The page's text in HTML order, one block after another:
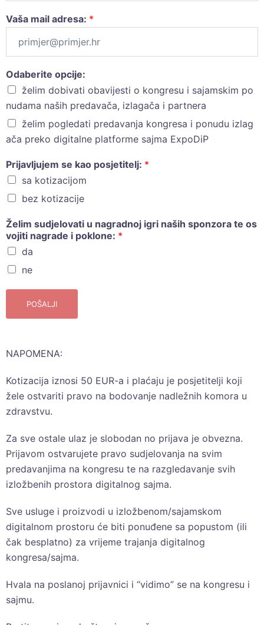
Vaša mail adresa: *
Odaberite opcije:
želim dobivati obavijesti o kongresu i sajamskim po
nudama naših predavača, izlagača i partnera
želim pogledati predavanja kongresa i ponudu izlag
ača preko digitalne platforme sajma ExpoDiP
Prijavljujem se kao posjetitelj: *
sa kotizacijom
bez kotizacije
Želim sudjelovati u nagradnoj igri naših sponzora te os
vojiti nagrade i poklone: *
da
ne
POŠALJI
NAPOMENA:
Kotizacija iznosi 50 EUR-a i plaćaju je posjetitelji koji
žele ostvariti pravo na bodovanje nadležnih komora u
zdravstvu.
Za sve ostale ulaz je slobodan no prijava je obvezna.
Prijavom ostvarujete pravo sudjelovanja na svim
predavanjima na kongresu te na razgledavanje svih
izložbenih prostora digitalnog sajma.
Sve usluge i proizvodi u izložbenom/sajamskom
digitalnom prostoru će biti ponuđene sa popustom (ili
čak besplatno) za vrijeme trajanja digitalnog
kongresa/sajma.
Hvala na poslanoj prijavnici i “vidimo” se na kongresu i
sajmu.